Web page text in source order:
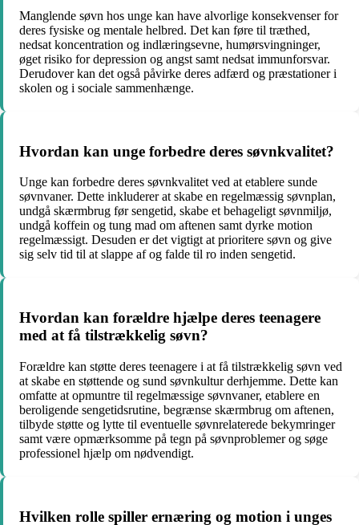
Manglende søvn hos unge kan have alvorlige konsekvenser for
deres fysiske og mentale helbred. Det kan føre til træthed,
nedsat koncentration og indlæringsevne, humørsvingninger,
øget risiko for depression og angst samt nedsat immunforsvar.
Derudover kan det også påvirke deres adfærd og præstationer i
skolen og i sociale sammenhænge.
Hvordan kan unge forbedre deres søvnkvalitet?
Unge kan forbedre deres søvnkvalitet ved at etablere sunde
søvnvaner. Dette inkluderer at skabe en regelmæssig søvnplan,
undgå skærmbrug før sengetid, skabe et behageligt søvnmiljø,
undgå koffein og tung mad om aftenen samt dyrke motion
regelmæssigt. Desuden er det vigtigt at prioritere søvn og give
sig selv tid til at slappe af og falde til ro inden sengetid.
Hvordan kan forældre hjælpe deres teenagere
med at få tilstrækkelig søvn?
Forældre kan støtte deres teenagere i at få tilstrækkelig søvn ved
at skabe en støttende og sund søvnkultur derhjemme. Dette kan
omfatte at opmuntre til regelmæssige søvnvaner, etablere en
beroligende sengetidsrutine, begrænse skærmbrug om aftenen,
tilbyde støtte og lytte til eventuelle søvnrelaterede bekymringer
samt være opmærksomme på tegn på søvnproblemer og søge
professionel hjælp om nødvendigt.
Hvilken rolle spiller ernæring og motion i unges